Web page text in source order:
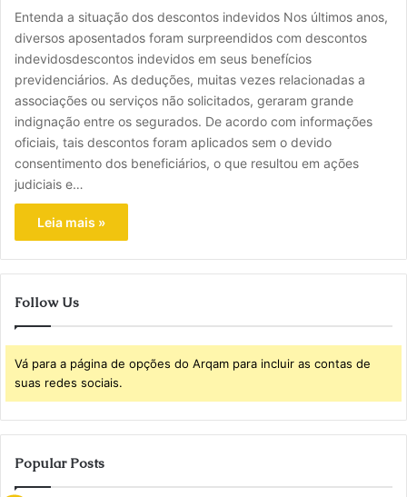
Entenda a situação dos descontos indevidos Nos últimos anos,
diversos aposentados foram surpreendidos com descontos
indevidosdescontos indevidos em seus benefícios
previdenciários. As deduções, muitas vezes relacionadas a
associações ou serviços não solicitados, geraram grande
indignação entre os segurados. De acordo com informações
oficiais, tais descontos foram aplicados sem o devido
consentimento dos beneficiários, o que resultou em ações
judiciais e…
Leia mais »
Follow Us
Vá para a página de opções do Arqam para incluir as contas de
suas redes sociais.
Popular Posts